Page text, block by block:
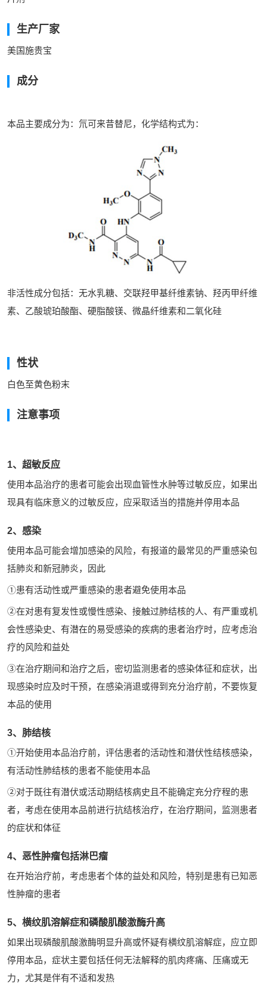
生产厂家
美国施贵宝
成分
本品主要成分为：氘可来昔替尼，化学结构式为：
非活性成分包括：无水乳糖、交联羟甲基纤维素钠、羟丙甲纤维
素、乙酸琥珀酸酯、硬脂酸镁、微晶纤维素和二氧化硅
性状
白色至黄色粉末
注意事项
1、超敏反应
使用本品治疗的患者可能会出现血管性水肿等过敏反应，如果出
现具有临床意义的过敏反应，应采取适当的措施并停用本品
2、感染
使用本品可能会增加感染的风险，有报道的最常见的严重感染包
括肺炎和新冠肺炎，因此
①患有活动性或严重感染的患者避免使用本品
②在对患有复发性或慢性感染、接触过肺结核的人、有严重或机
会性感染史、有潜在的易受感染的疾病的患者治疗时，应考虑治
疗的风险和益处
③在治疗期间和治疗之后，密切监测患者的感染体征和症状，出
现感染时应及时干预，在感染消退或得到充分治疗前，不要恢复
本品的使用
3、肺结核
①开始使用本品治疗前，评估患者的活动性和潜伏性结核感染，
有活动性肺结核的患者不能使用本品
②对于既往有潜伏或活动期结核病史且不能确定充分疗程的患
者，考虑在使用本品前进行抗结核治疗，在治疗期间，监测患者
的症状和体征
4、恶性肿瘤包括淋巴瘤
在开始治疗前，考虑患者个体的益处和风险，特别是患有已知恶
性肿瘤的患者
5、横纹肌溶解症和磷酸肌酸激酶升高
如果出现磷酸肌酸激酶明显升高或怀疑有横纹肌溶解症，应立即
停用本品，症状主要包括任何无法解释的肌肉疼痛、压痛或无
力，尤其是伴有不适和发热